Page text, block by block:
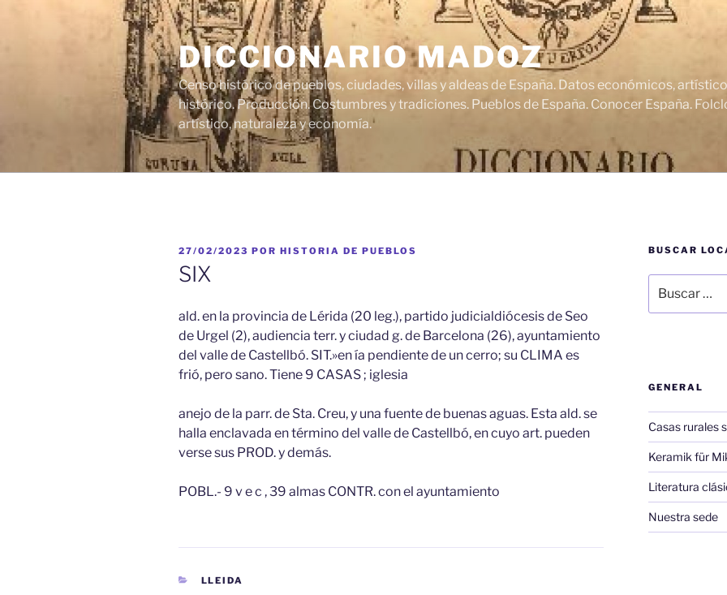
DICCIONARIO MADOZ
Censo histórico de pueblos, ciudades, villas y aldeas de España. Datos económicos,
histórico. Producción. Costumbres y tradiciones. Pueblos de España. Conocer España.
artístico, naturaleza y economía.
PUBLICADO
EL
27/02/2023 POR HISTORIA DE PUEBLOS
SIX
ald. en la provincia de Lérida (20 leg.), partido judicialdiócesis de Seo
de Urgel (2), audiencia terr. y ciudad g. de Barcelona (26), ayuntamiento
del valle de Castellbó. SIT.»en ía pendiente de un cerro; su CLIMA es
frió, pero sano. Tiene 9 CASAS ; iglesia
anejo de la parr. de Sta. Creu, y una fuente de buenas aguas. Esta ald. se
halla enclavada en término del valle de Castellbó, en cuyo art. pueden
verse sus PROD. y demás.
POBL.- 9 v e c , 39 almas CONTR. con el ayuntamiento
CATEGORÍAS
LLEIDA
BUSCAR
por:
GENERAL
Casas rurales
Keramik für
Literatura
Nuestra sede